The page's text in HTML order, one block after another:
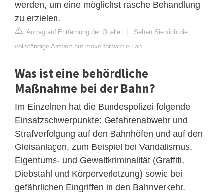
werden, um eine möglichst rasche Behandlung
zu erzielen.
Antrag auf Entfernung der Quelle
Sehen Sie sich die
vollständige Antwort auf move-forward.eu an
Was ist eine behördliche
Maßnahme bei der Bahn?
Im Einzelnen hat die Bundespolizei folgende
Einsatzschwerpunkte: Gefahrenabwehr und
Strafverfolgung auf den Bahnhöfen und auf den
Gleisanlagen, zum Beispiel bei Vandalismus,
Eigentums- und Gewaltkriminalität (Graffiti,
Diebstahl und Körperverletzung) sowie bei
gefährlichen Eingriffen in den Bahnverkehr.